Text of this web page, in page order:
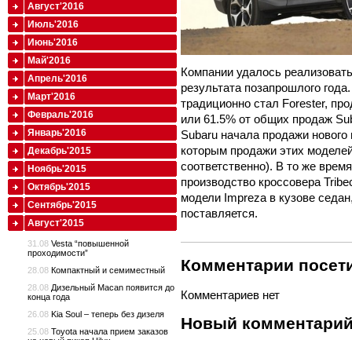
Компании удалось
результата позапрошлого
традиционно стал Forester,
или 61.5% от общих продаж
Subaru начала продажи
которым продажи этих
соответственно). В то же
производство кроссовера
модели Impreza в кузове
поставляется.
Комментарии
Комментариев нет
Новый
Август'2016
Июль'2016
Июнь'2016
Май'2016
Апрель'2016
Март'2016
Февраль'2016
Январь'2016
Декабрь'2015
Ноябрь'2015
Октябрь'2015
Сентябрь'2015
Август'2015
31.08 Vesta “повышенной
проходимости”
28.08 Компактный и семиместный
28.08 Дизельный Macan появится до
конца года
26.08 Kia Soul – теперь без дизеля
25.08 Toyota начала прием заказов